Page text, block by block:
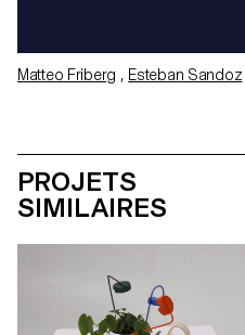
Matteo Friberg , Esteban Sandoz
PROJETS
SIMILAIRES